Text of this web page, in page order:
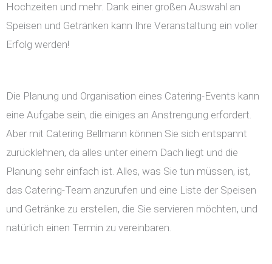
Hochzeiten und mehr. Dank einer großen Auswahl an
Speisen und Getränken kann Ihre Veranstaltung ein voller
Erfolg werden!
Die Planung und Organisation eines Catering-Events kann
eine Aufgabe sein, die einiges an Anstrengung erfordert.
Aber mit Catering Bellmann können Sie sich entspannt
zurücklehnen, da alles unter einem Dach liegt und die
Planung sehr einfach ist. Alles, was Sie tun müssen, ist,
das Catering-Team anzurufen und eine Liste der Speisen
und Getränke zu erstellen, die Sie servieren möchten, und
natürlich einen Termin zu vereinbaren.